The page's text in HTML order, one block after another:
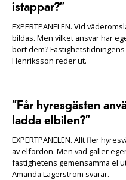
istappar?”
EXPERTPANELEN. Vid
bildas. Men vilket ansvar har
bort dem?
Henriksson reder ut.
”Får hyresgästen
ladda elbilen?”
EXPERTPANELEN. Allt fler
av elfordon. Men vad gäller
fastighetens gemensamma el
Amanda Lagerström svarar.